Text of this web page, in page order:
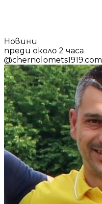
Новини
преди около 2 часа
@chernolomets1919.com